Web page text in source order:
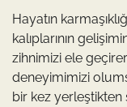
Hayatın
kalıplarının
zihnimizi ele
deneyimimizi
bir kez